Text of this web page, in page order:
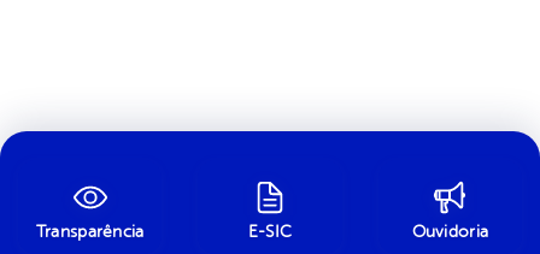
Transparência E-SIC Ouvidoria